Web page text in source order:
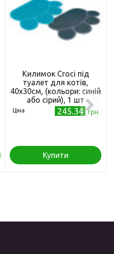
Килимок Croci під
туалет для котів,
40х30см, (кольори: синій
або сірий), 1 шт
Ціна 245.34 грн
Купити